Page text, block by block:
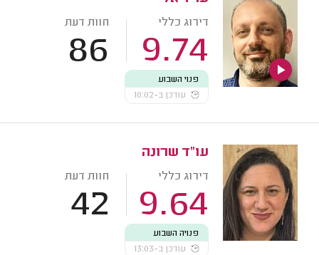
דירוג כללי
9.74
חוות דעת
86
פנוי השבוע
עודכן ב-10:02
עו"ד שרונה
דירוג כללי
9.64
חוות דעת
42
פנויה השבוע
עודכן ב-13:03